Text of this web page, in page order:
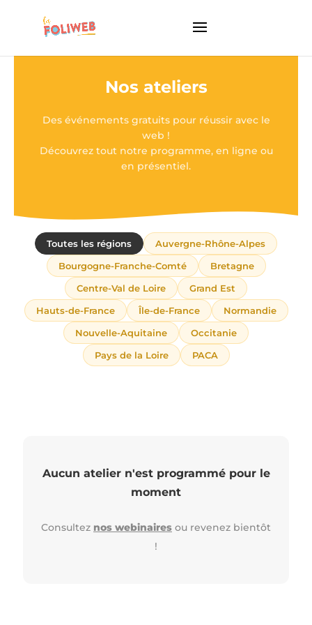
Nos ateliers
Des événements gratuits pour réussir avec le
web !
Découvrez tout notre programme, en ligne ou
en présentiel.
Toutes les régions
Auvergne-Rhône-Alpes
Bourgogne-Franche-Comté
Bretagne
Centre-Val de Loire
Grand Est
Hauts-de-France
Île-de-France
Normandie
Nouvelle-Aquitaine
Occitanie
Pays de la Loire
PACA
Aucun atelier n'est programmé pour le
moment
Consultez nos webinaires ou revenez bientôt
!